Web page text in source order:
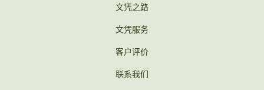
文凭之路
文凭服务
客户评价
联系我们